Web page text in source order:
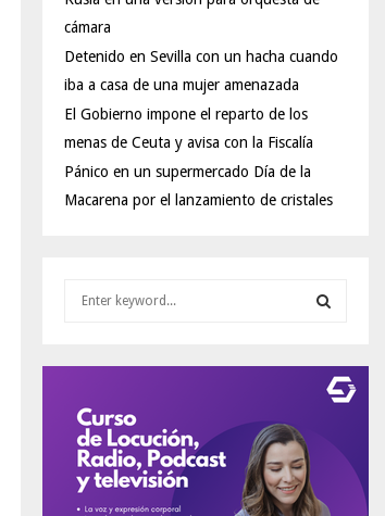
cámara
Detenido en Sevilla con un hacha cuando
iba a casa de una mujer amenazada
El Gobierno impone el reparto de los
menas de Ceuta y avisa con la Fiscalía
Pánico en un supermercado Día de la
Macarena por el lanzamiento de cristales